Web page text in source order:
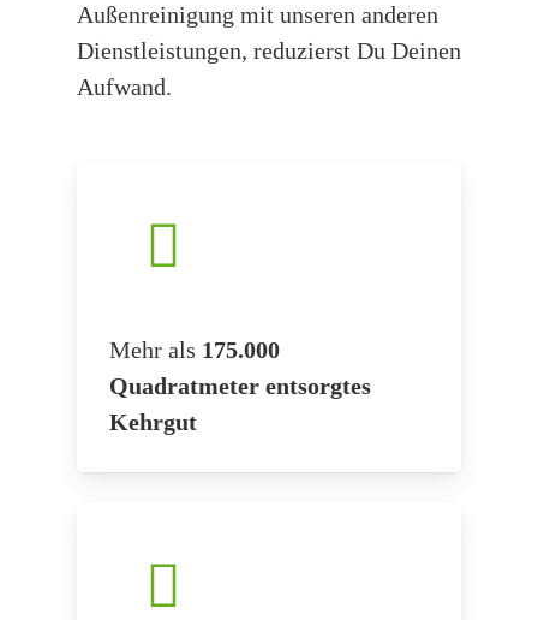
Außenreinigung mit unseren anderen
Dienstleistungen, reduzierst Du Deinen
Aufwand.
Mehr als 175.000
Quadratmeter entsorgtes
Kehrgut